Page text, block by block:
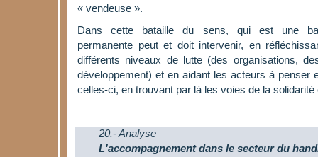
« vendeuse ».
Dans cette bataille du sens, qui est une
permanente peut et doit intervenir, en
différents niveaux de lutte (des organisations,
développement) et en aidant les acteurs à penser
celles-ci, en trouvant par là les voies de la solidarité
20.- Analyse
L'accompagnement dans le secteur du